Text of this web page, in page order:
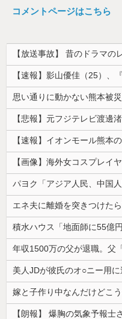
コメントページはこちら
【速報】イオンモール熊本
嫁と子作り中なんだけどこ
【朗報】 爆胸の気象予報士